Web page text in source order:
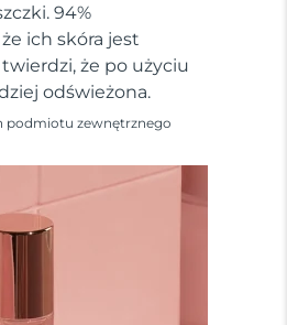
94%
ich skóra jest
że po użyciu
odświeżona.
podmiotu zewnętrznego